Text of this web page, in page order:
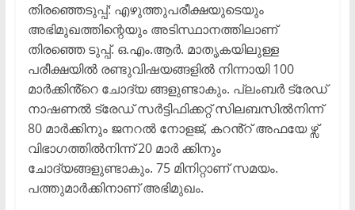
തിരഞ്ഞെടുപ്പ്: എഴുത്തുപരീക്ഷയുടെയും
അഭിമുഖത്തിന്റെയും അടിസ്ഥാനത്തിലാണ്
തിരഞ്ഞെ ടുപ്പ്. ഒ.എം.ആർ. മാതൃകയിലുള്ള
പരീക്ഷയിൽ രണ്ടുവിഷയങ്ങളിൽ നിന്നായി 100
മാർക്കിൻ്റെ ചോദ്യ ങ്ങളുണ്ടാകും. പ്ലംബർ ട്രേഡ്
നാഷണൽ ട്രേഡ് സർട്ടിഫിക്കറ്റ് സിലബസിൽനിന്ന്
80 മാർക്കിനും ജനറൽ നോളജ്, കറൻ്റ് അഫയേ ഴ്സ്
വിഭാഗത്തിൽനിന്ന് 20 മാർ ക്കിനും
ചോദ്യങ്ങളുണ്ടാകും. 75 മിനിറ്റാണ് സമയം.
പത്തുമാർക്കിനാണ് അഭിമുഖം.